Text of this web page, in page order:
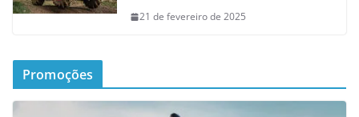
21 de fevereiro de 2025
Promoções